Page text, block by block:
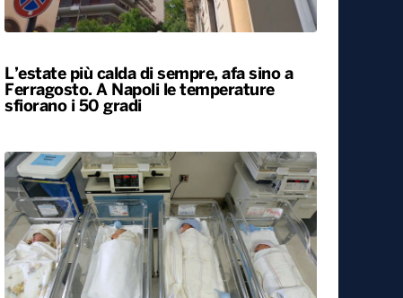
L’estate più calda di sempre, afa sino a
Ferragosto. A Napoli le temperature
sfiorano i 50 gradi